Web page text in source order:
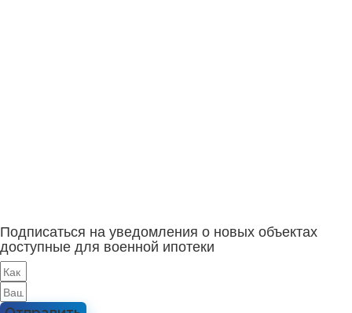
Подписаться на уведомления о новых объектах
доступные для военной ипотеки